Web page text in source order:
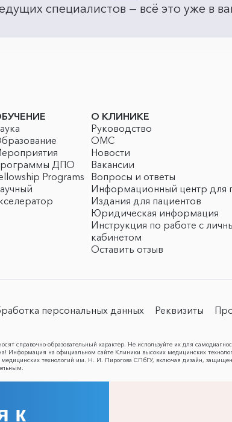
специалистов — всё это уже в
ДПО
Programs
О КЛИНИКЕ
Руководство
ОМС
Новости
Вакансии
Вопросы и ответы
Информационный центр для
Издания для пациентов
Юридическая информация
Инструкция по работе с
кабинетом
Оставить отзыв
персональных данных Реквизиты
справочно-образовательный характер. Не используйте их для
Информация на официальном сайте Клиники высоких медицинских
технологий им. Н. И. Пирогова СПбГУ, включая дизайн,
к